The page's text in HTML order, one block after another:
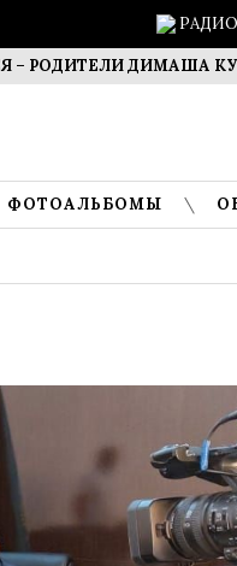
РАДИО
ДИМАША
ФОТОАЛЬБОМЫ